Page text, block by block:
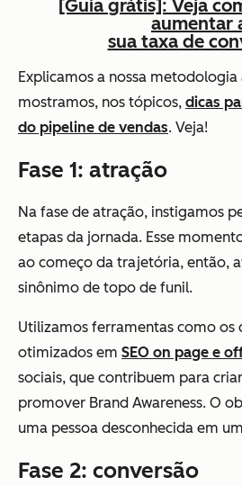
[Guia grátis]: Veja
aumentar
sua taxa de
Explicamos a nossa metodologia
mostramos, nos tópicos, dicas
do pipeline de vendas. Veja!
Fase 1: atração
Na fase de atração, instigamos
etapas da jornada. Esse
ao começo da trajetória, então,
sinônimo de topo de funil.
Utilizamos ferramentas como os
otimizados em SEO on page e
sociais, que contribuem para
promover Brand Awareness. O
uma pessoa desconhecida em
Fase 2: conversão